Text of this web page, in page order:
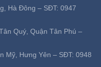
Hà Đông – SĐT: 0947
Quý, Quận Tân Phú –
Mỹ, Hưng Yên – SĐT: 0948